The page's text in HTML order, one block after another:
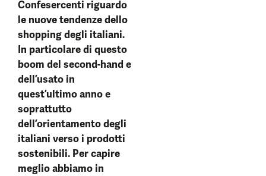
Confesercenti riguardo
le nuove tendenze dello
shopping degli italiani.
In particolare di questo
boom del second-hand e
dell’usato in
quest’ultimo anno e
soprattutto
dell’orientamento degli
italiani verso i prodotti
sostenibili. Per capire
meglio abbiamo in